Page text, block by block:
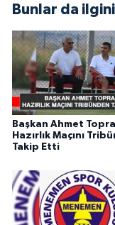
Bunlar da
Başkan Ahmet
Hazırlık Maçını
Takip Etti